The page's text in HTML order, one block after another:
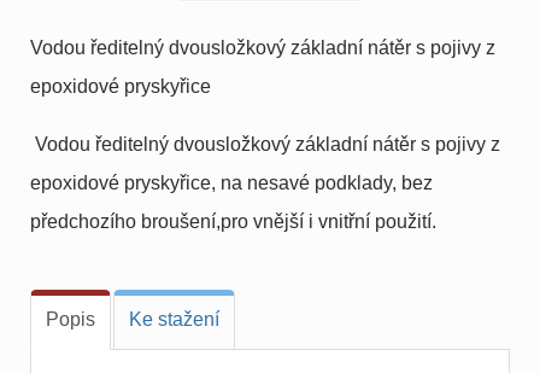
Vodou ředitelný dvousložkový základní nátěr s pojivy z
epoxidové pryskyřice
Vodou ředitelný dvousložkový základní nátěr s pojivy z
epoxidové pryskyřice, na nesavé podklady, bez
předchozího broušení,pro vnější i vnitřní použití.
Popis Ke stažení